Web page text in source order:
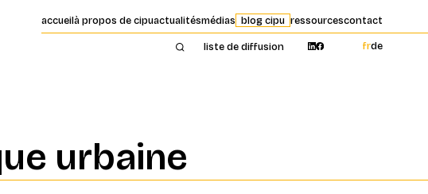
accueilà propos de cipuactualitésmédias blog cipu ressourcescontact
liste de diffusion frde
urbaine